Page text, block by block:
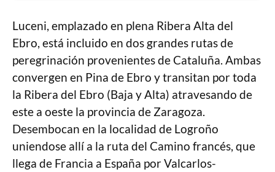
Luceni, emplazado en plena Ribera Alta del
Ebro, está incluido en dos grandes rutas de
peregrinación provenientes de Cataluña. Ambas
convergen en Pina de Ebro y transitan por toda
la Ribera del Ebro (Baja y Alta) atravesando de
este a oeste la provincia de Zaragoza.
Desembocan en la localidad de Logroño
uniendose allí a la ruta del Camino francés, que
llega de Francia a España por Valcarlos-